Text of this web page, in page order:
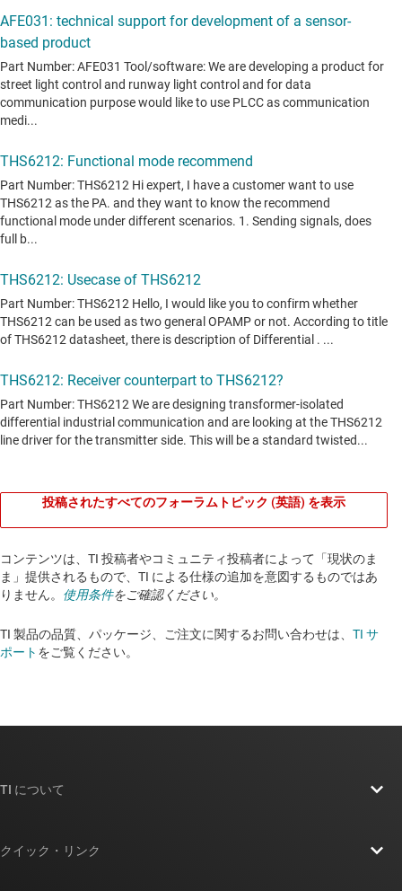
投稿されたすべてのフォーラムトピック (英語) を表示
コンテンツは、TI 投稿者やコミュニティ投稿者によって「現状のま
ま」提供されるもので、TI による仕様の追加を意図するものではあ
りません。 使用条件をご確認ください。
TI 製品の品質、パッケージ、ご注文に関するお問い合わせは、 TI サ
ポート をご覧ください。​​​​​​​​​​​​​​
TI について
クイック・リンク